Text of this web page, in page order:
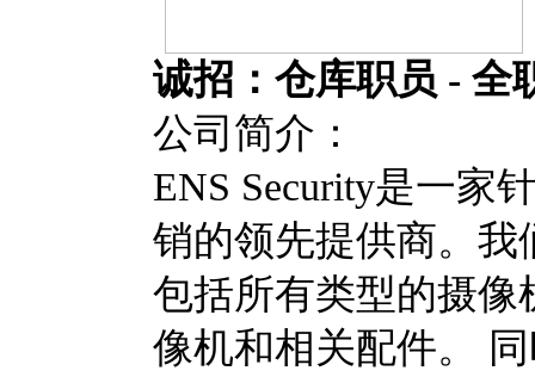
诚招：仓库职员 - 全
公司简介：
ENS Security是一家
销的领先提供商。我
包括所有类型的摄
像机和相关配件。